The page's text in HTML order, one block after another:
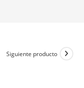
Siguiente producto